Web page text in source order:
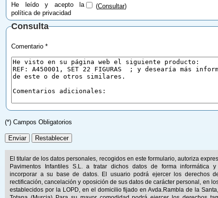
He leído y acepto la
política de privacidad
(Consultar)
Consulta
Comentario *
(*) Campos Obligatorios
El titular de los datos personales, recogidos en este formulario, autoriza
Pavimentos Infantiles S.L. a tratar dichos datos de forma informática y
incorporar a su base de datos. El usuario podrá ejercer los derechos
rectificación, cancelación y oposición de sus datos de carácter personal, en
establecidos por la LOPD, en el domicilio fijado en Avda.Rambla de la